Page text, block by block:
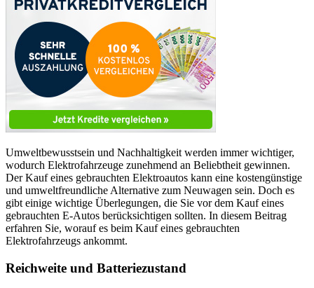
Umweltbewusstsein und Nachhaltigkeit werden immer wichtiger,
wodurch Elektrofahrzeuge zunehmend an Beliebtheit gewinnen.
Der Kauf eines gebrauchten Elektroautos kann eine kostengünstige
und umweltfreundliche Alternative zum Neuwagen sein. Doch es
gibt einige wichtige Überlegungen, die Sie vor dem Kauf eines
gebrauchten E-Autos berücksichtigen sollten. In diesem Beitrag
erfahren Sie, worauf es beim Kauf eines gebrauchten
Elektrofahrzeugs ankommt.
Reichweite und Batteriezustand